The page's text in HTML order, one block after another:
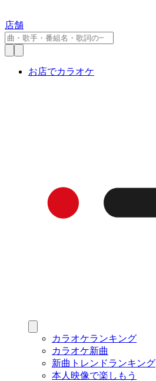
店舗
お店でカラオケ
カラオケランキング
カラオケ新曲
新曲トレンドランキング
本人映像で楽しもう